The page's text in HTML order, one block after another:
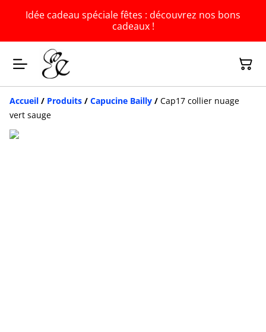
Idée cadeau spéciale fêtes : découvrez nos bons
cadeaux !
Accueil / Produits / Capucine Bailly / Cap17 collier nuage
vert sauge